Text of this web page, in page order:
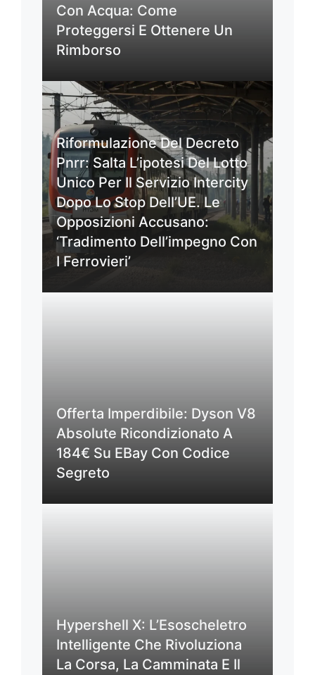
Con Acqua: Come
Proteggersi E Ottenere Un
Rimborso
Riformulazione Del Decreto
Pnrr: Salta L’ipotesi Del Lotto
Unico Per Il Servizio Intercity
Dopo Lo Stop Dell’UE. Le
Opposizioni Accusano:
‘Tradimento Dell’impegno Con
I Ferrovieri’
Offerta Imperdibile: Dyson V8
Absolute Ricondizionato A
184€ Su EBay Con Codice
Segreto
Hypershell X: L’Esoscheletro
Intelligente Che Rivoluziona
La Corsa, La Camminata E Il